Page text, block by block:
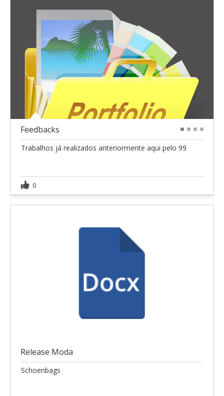
Feedbacks
Trabalhos já realizados anteriormente aqui pelo 99
0
Release Moda
Schoenbags